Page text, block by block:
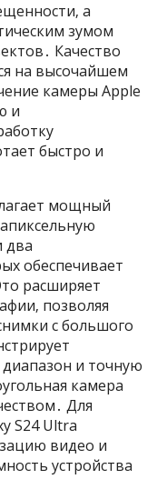
а
зумом
Качество
на высочайшем
камеры Apple
и
быстро и
мощный
два
обеспечивает
расширяет
позволяя
с большого
и точную
камера
Для
S24 Ultra
видео и
устройства